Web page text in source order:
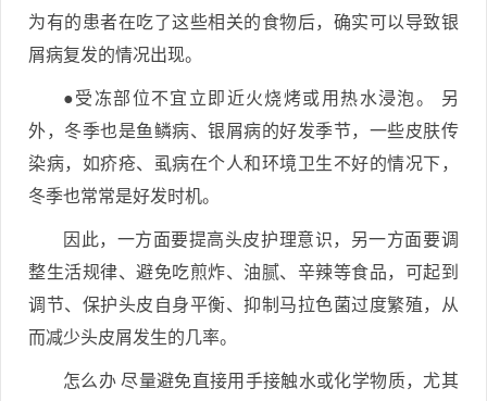
为有的患者在吃了这些相关的食物后，确实可以导致银
屑病复发的情况出现。
●受冻部位不宜立即近火烧烤或用热水浸泡。 另
外，冬季也是鱼鳞病、银屑病的好发季节，一些皮肤传
染病，如疥疮、虱病在个人和环境卫生不好的情况下，
冬季也常常是好发时机。
因此，一方面要提高头皮护理意识，另一方面要调
整生活规律、避免吃煎炸、油腻、辛辣等食品，可起到
调节、保护头皮自身平衡、抑制马拉色菌过度繁殖，从
而减少头皮屑发生的几率。
怎么办 尽量避免直接用手接触水或化学物质，尤其